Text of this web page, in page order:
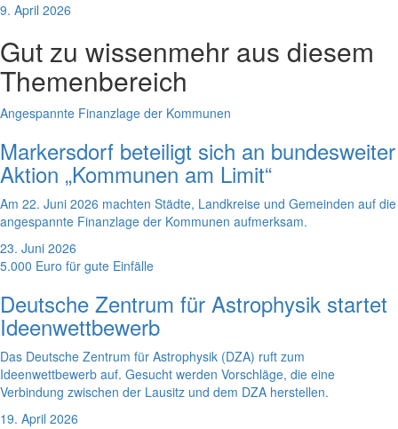
9. April 2026
Gut zu wissenmehr aus diesem
Themenbereich
Angespannte Finanzlage der Kommunen
Markersdorf beteiligt sich an bundesweiter
Aktion „Kommunen am Limit“
Am 22. Juni 2026 machten Städte, Landkreise und Gemeinden auf die
angespannte Finanzlage der Kommunen aufmerksam.
23. Juni 2026
5.000 Euro für gute Einfälle
Deutsche Zentrum für Astrophysik startet
Ideenwettbewerb
Das Deutsche Zentrum für Astrophysik (DZA) ruft zum
Ideenwettbewerb auf. Gesucht werden Vorschläge, die eine
Verbindung zwischen der Lausitz und dem DZA herstellen.
19. April 2026